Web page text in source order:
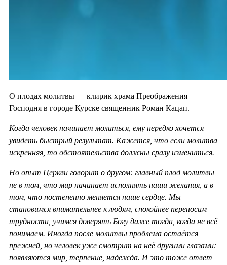
О плодах молитвы — клирик храма Преображения
Господня в городе Курске священник Роман Кацап.
Когда человек начинает молиться, ему нередко хочется
увидеть быстрый результат. Кажется, что если молитва
искренняя, то обстоятельства должны сразу измениться.
Но опыт Церкви говорит о другом: главный плод молитвы
не в том, что мир начинает исполнять наши желания, а в
том, что постепенно меняется наше сердце. Мы
становимся внимательнее к людям, спокойнее переносим
трудности, учимся доверять Богу даже тогда, когда не всё
понимаем. Иногда после молитвы проблема остаётся
прежней, но человек уже смотрит на неё другими глазами:
появляются мир, терпение, надежда. И это тоже ответ